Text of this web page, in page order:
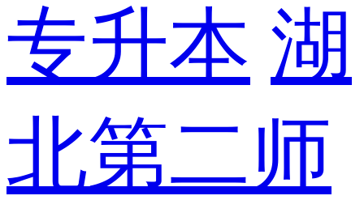
专升本 湖
北第二师